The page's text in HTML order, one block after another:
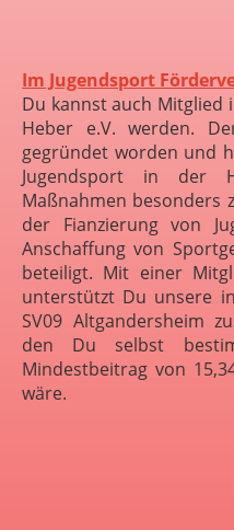
Im Jugendsport
Du kannst auch Mitglied
Heber e.V. werden.
gegründet worden und
Jugendsport in der
Maßnahmen besonders
der Fianzierung von
Anschaffung von
beteiligt. Mit einer
unterstützt Du unsere
SV09 Altgandersheim
den Du selbst
Mindestbeitrag von
wäre.